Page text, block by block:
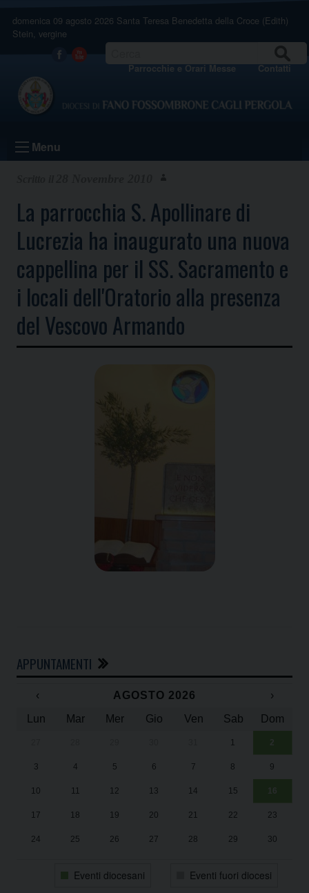
content
domenica 09 agosto 2026 Santa Teresa Benedetta della Croce (Edith)
Stein, vergine
Facebook
Youtube Parrocchie e Orari Messe Contatti
Menu
La parrocchia S. Apollinare di
Lucrezia ha inaugurato una nuova
cappellina per il SS. Sacramento e
i locali dell'Oratorio alla presenza
del Vescovo Armando
APPUNTAMENTI
‹ AGOSTO 2026
›
Lun
Mar Mer Gio Ven Sab Dom
1 2
3 4 5 6 7 8 9
10 11 12 13 14 15 16
17 18 19 20 21 22 23
24 25 26 27 28 29 30
Eventi diocesani Eventi fuori diocesi